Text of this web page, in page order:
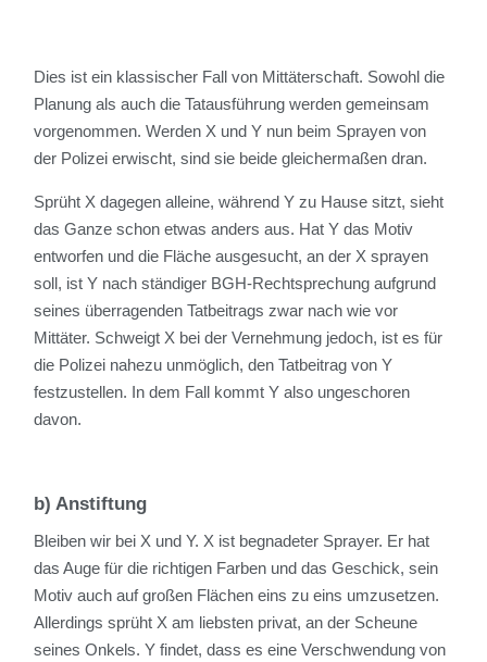
Dies ist ein klassischer Fall von Mittäterschaft. Sowohl die
Planung als auch die Tatausführung werden gemeinsam
vorgenommen. Werden X und Y nun beim Sprayen von
der Polizei erwischt, sind sie beide gleichermaßen dran.
Sprüht X dagegen alleine, während Y zu Hause sitzt, sieht
das Ganze schon etwas anders aus. Hat Y das Motiv
entworfen und die Fläche ausgesucht, an der X sprayen
soll, ist Y nach ständiger BGH-Rechtsprechung aufgrund
seines überragenden Tatbeitrags zwar nach wie vor
Mittäter. Schweigt X bei der Vernehmung jedoch, ist es für
die Polizei nahezu unmöglich, den Tatbeitrag von Y
festzustellen. In dem Fall kommt Y also ungeschoren
davon.
b) Anstiftung
Bleiben wir bei X und Y. X ist begnadeter Sprayer. Er hat
das Auge für die richtigen Farben und das Geschick, sein
Motiv auch auf großen Flächen eins zu eins umzusetzen.
Allerdings sprüht X am liebsten privat, an der Scheune
seines Onkels. Y findet, dass es eine Verschwendung von